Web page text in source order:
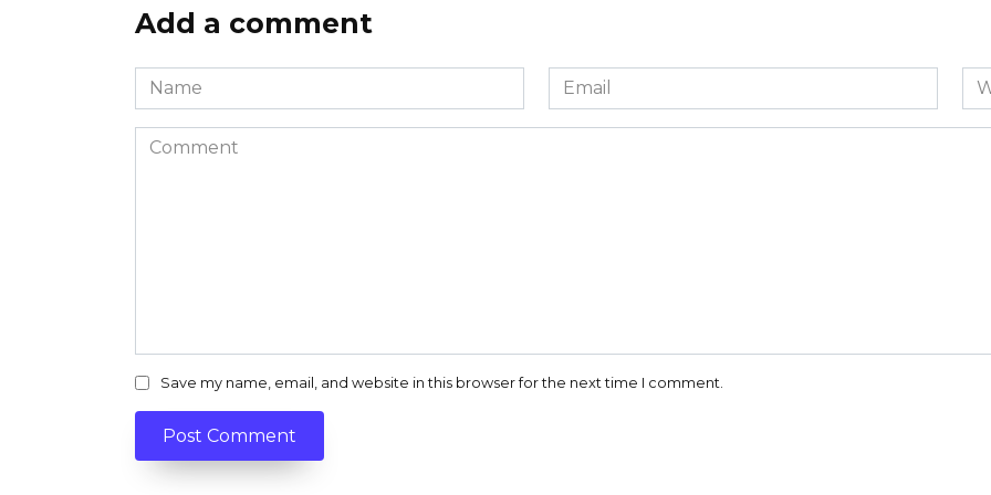
Add a comment
Name
*
Email
*
Comment
Save my name, email, and website in this browser for the next time I comment.